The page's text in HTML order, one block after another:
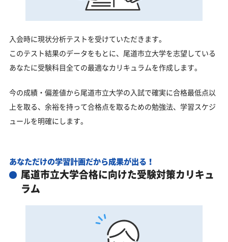
入会時に現状分析テストを受けていただきます。
このテスト結果のデータをもとに、尾道市立大学を志望している
あなたに受験科目全ての最適なカリキュラムを作成します。
今の成績・偏差値から尾道市立大学の入試で確実に合格最低点以
上を取る、余裕を持って合格点を取るための勉強法、学習スケジ
ュールを明確にします。
あなただけの学習計画だから成果が出る！
尾道市立大学合格に向けた受験対策カリキュ
ラム